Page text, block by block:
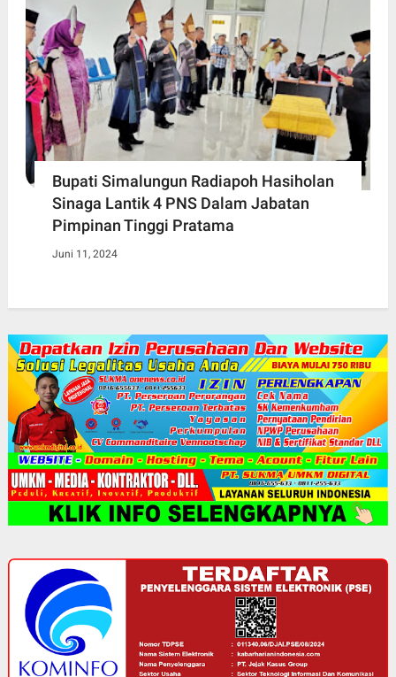
Bupati Simalungun Radiapoh Hasiholan
Sinaga Lantik 4 PNS Dalam Jabatan
Pimpinan Tinggi Pratama
Juni 11, 2024